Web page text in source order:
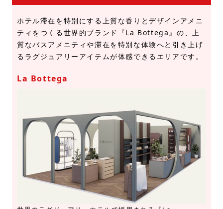
ホテル滞在を特別にする上質な香りとデザインアメニ
ティをつくる世界的ブランド『La Bottega』の、上
質なバスアメニティや滞在を特別な体験へと引き上げ
るラグジュアリーアイテムが体感できるエリアです。
La Bottega